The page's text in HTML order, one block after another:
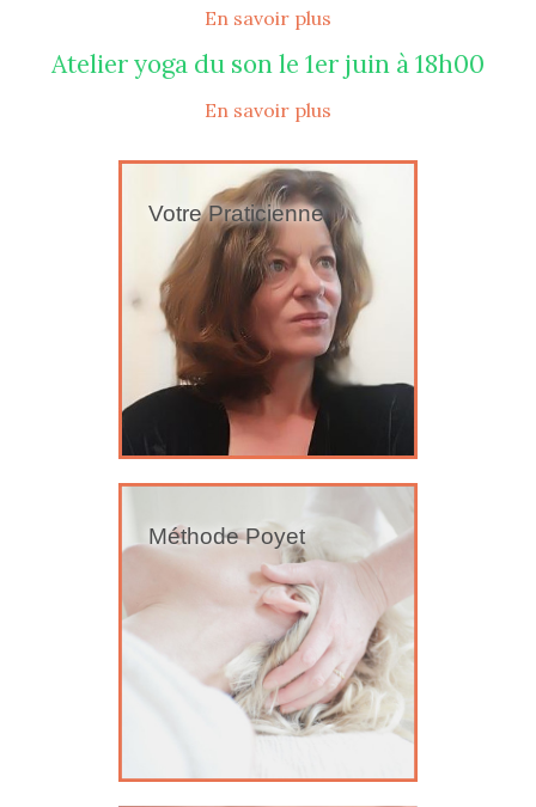
En savoir plus
Atelier yoga du son le 1er juin à 18h00
En savoir plus
Votre Praticienne
Méthode Poyet